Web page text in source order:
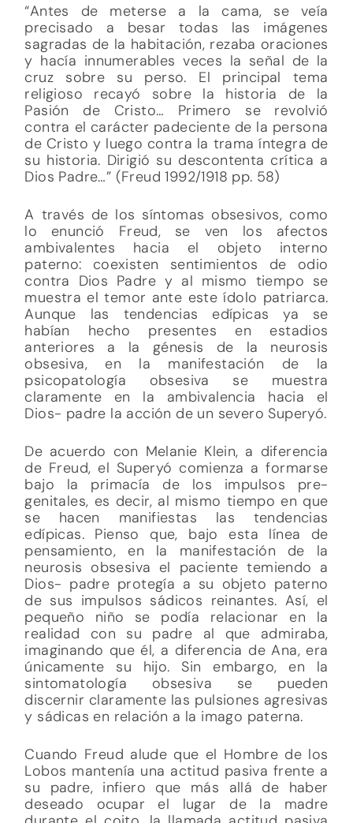
“Antes de meterse a la cama, se veía
precisado a besar todas las imágenes
sagradas de la habitación, rezaba oraciones
y hacía innumerables veces la señal de la
cruz sobre su perso. El principal tema
religioso recayó sobre la historia de la
Pasión de Cristo… Primero se revolvió
contra el carácter padeciente de la persona
de Cristo y luego contra la trama íntegra de
su historia. Dirigió su descontenta crítica a
Dios Padre…” (Freud 1992/1918 pp. 58)
A través de los síntomas obsesivos, como
lo enunció Freud, se ven los afectos
ambivalentes hacia el objeto interno
paterno: coexisten sentimientos de odio
contra Dios Padre y al mismo tiempo se
muestra el temor ante este ídolo patriarca.
Aunque las tendencias edípicas ya se
habían hecho presentes en estadios
anteriores a la génesis de la neurosis
obsesiva, en la manifestación de la
psicopatología obsesiva se muestra
claramente en la ambivalencia hacia el
Dios- padre la acción de un severo Superyó.
De acuerdo con Melanie Klein, a diferencia
de Freud, el Superyó comienza a formarse
bajo la primacía de los impulsos pre-
genitales, es decir, al mismo tiempo en que
se hacen manifiestas las tendencias
edípicas. Pienso que, bajo esta línea de
pensamiento, en la manifestación de la
neurosis obsesiva el paciente temiendo a
Dios- padre protegía a su objeto paterno
de sus impulsos sádicos reinantes. Así, el
pequeño niño se podía relacionar en la
realidad con su padre al que admiraba,
imaginando que él, a diferencia de Ana, era
únicamente su hijo. Sin embargo, en la
sintomatología obsesiva se pueden
discernir claramente las pulsiones agresivas
y sádicas en relación a la imago paterna.
Cuando Freud alude que el Hombre de los
Lobos mantenía una actitud pasiva frente a
su padre, infiero que más allá de haber
deseado ocupar el lugar de la madre